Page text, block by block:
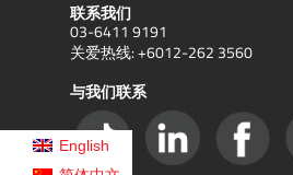
English
联系我们
03-6411 9191
关爱热线: +6012-262 3560
与我们联系